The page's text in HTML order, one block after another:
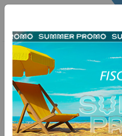
Home Lavoro Utility Lavoro
16 dicembre 2025
CASAGIT -
contributi
SOGGETTI